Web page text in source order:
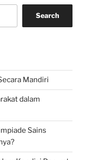
Search
Mandiri
dalam
Sains